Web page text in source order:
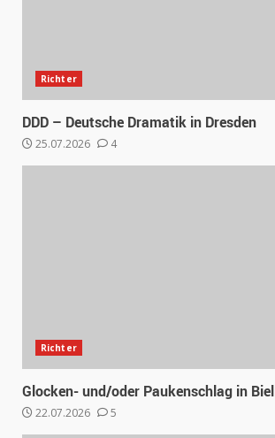
Richter
DDD – Deutsche Dramatik in Dresden
25.07.2026 4
Richter
Glocken- und/oder Paukenschlag in Biel
22.07.2026 5